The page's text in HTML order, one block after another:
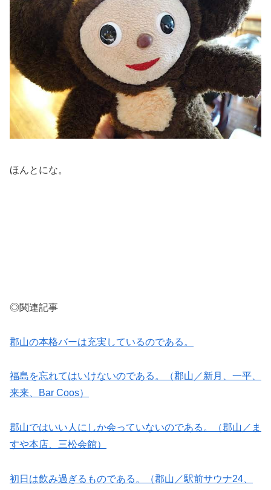
ほんとにな。
◎関連記事
郡山の本格バーは充実しているのである。
福島を忘れてはいけないのである。（郡山／新月、一平、
来来、Bar Coos）
郡山ではいい人にしか会っていないのである。（郡山／ま
すや本店、三松会館）
初日は飲み過ぎるものである。（郡山／駅前サウナ24、